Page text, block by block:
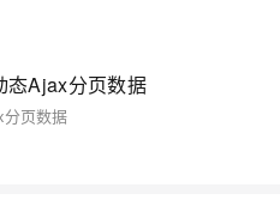
态Ajax分页数据
页数据